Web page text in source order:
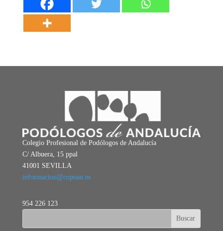
Colegio Profesional de Podólogos de Andalucía
C/ Albuera, 15 ppal
41001 SEVILLA
informacion@copoan.es
954 226 123